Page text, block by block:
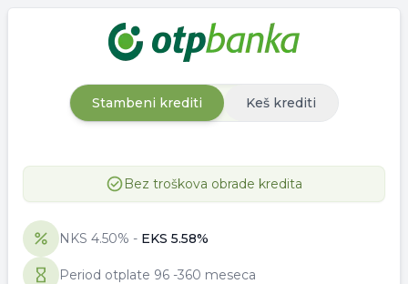
Stambeni krediti Keš krediti
Bez troškova obrade kredita
NKS 4.50% - EKS 5.58%
Period otplate 96 -360 meseca